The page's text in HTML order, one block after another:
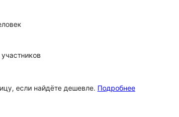
если найдёте дешевле. Подробнее